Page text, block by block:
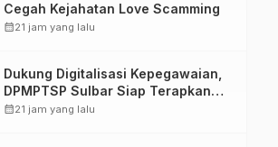
Cegah Kejahatan Love Scamming
calendar_month21 jam yang lalu
Dukung Digitalisasi Kepegawaian,
DPMPTSP Sulbar Siap Terapkan
Aplikasi FLEKSI ASN
calendar_month21 jam yang lalu